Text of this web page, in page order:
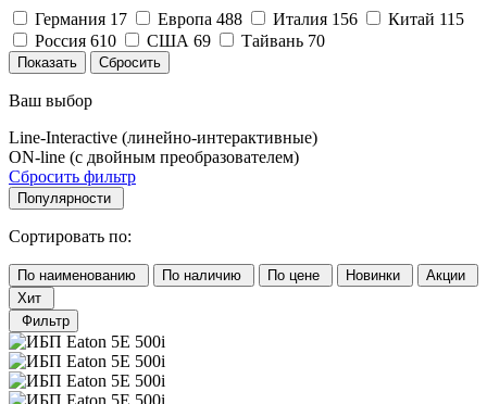
Германия 17 Европа 488 Италия 156 Китай 115
Россия 610 США 69 Тайвань 70
Ваш выбор
Line-Interactive (линейно-интерактивные)
ON-line (с двойным преобразователем)
Сбросить фильтр
Популярности
Сортировать по:
По наименованию По наличию По цене Новинки
Акции
Хит
Фильтр